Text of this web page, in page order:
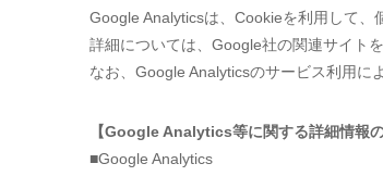
Google Analyticsは、Cookieを利用して、
詳細については、Google社の関連サイトを
なお、Google Analyticsのサービス利用に
【Google Analytics等に関する詳細情報の
■Google Analytics